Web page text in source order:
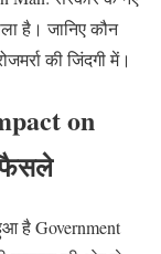
है। जानिए कौन
की जिंदगी में।
on
फैसले
है Government